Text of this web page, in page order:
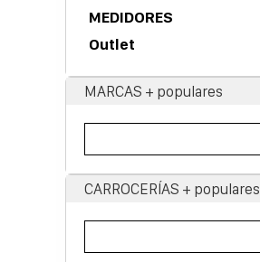
MEDIDORES
Outlet
MARCAS + populares
CARROCERÍAS + populares